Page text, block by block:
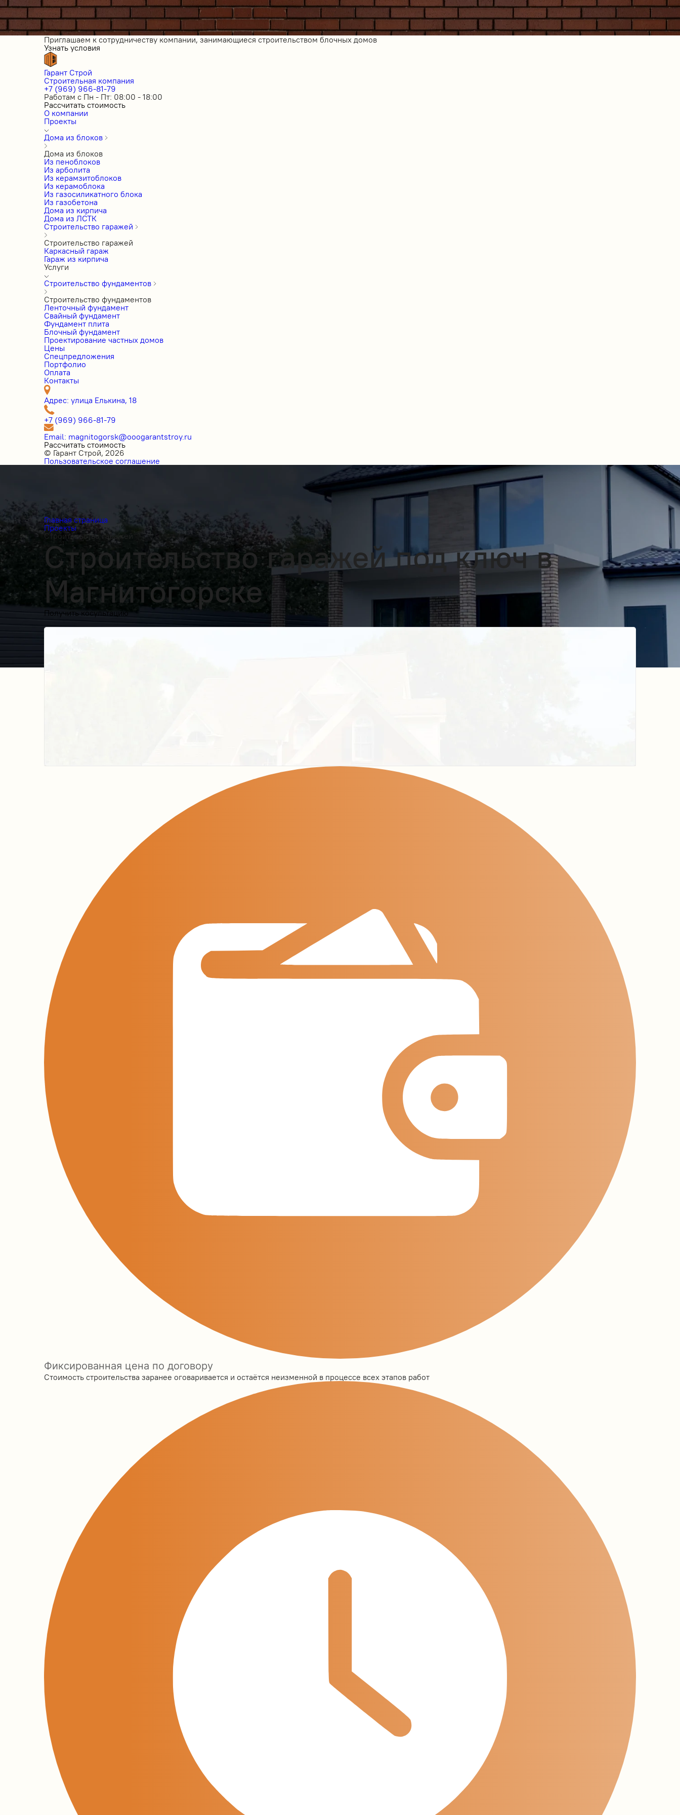
Приглашаем к сотрудничеству компании, занимающиеся строительством блочных домов
Узнать условия
Гарант Строй
Строительная компания
+7 (969) 966-81-79
Работам с Пн - Пт: 08:00 - 18:00
Рассчитать стоимость
О компании
Проекты
Дома из блоков
Дома из блоков
Из пеноблоков
Из арболита
Из керамзитоблоков
Из керамоблока
Из газосиликатного блока
Из газобетона
Дома из кирпича
Дома из ЛСТК
Строительство гаражей
Строительство гаражей
Каркасный гараж
Гараж из кирпича
Услуги
Строительство фундаментов
Строительство фундаментов
Ленточный фундамент
Свайный фундамент
Фундамент плита
Блочный фундамент
Проектирование частных домов
Цены
Cпецпредложения
Портфолио
Оплата
Контакты
Адрес: улица Елькина, 18
+7 (969) 966-81-79
Email: magnitogorsk@ooogarantstroy.ru
Рассчитать стоимость
© Гарант Строй, 2026
Пользовательское соглашение
Главная страница
Проекты
Строительство гаражей
Строительство гаражей под ключ в
Магнитогорске
Получить косультацию
Фиксированная цена по договору
Стоимость строительства заранее оговаривается и остаётся неизменной в процессе всех этапов работ